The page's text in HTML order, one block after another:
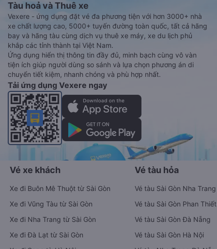
Tàu hoả và Thuê xe
Vexere - ứng dụng đặt vé đa phương tiện với hơn 3000+ nhà
xe chất lượng cao, 5000+ tuyến đường toàn quốc, tất cả hãng
bay và hãng tàu cùng dịch vụ thuê xe máy, xe du lịch phủ
khắp các tỉnh thành tại Việt Nam.
Ứng dụng hiển thị thông tin đầy đủ, minh bạch cùng vô vàn
tiện ích giúp người dùng so sánh và lựa chọn phương án di
chuyển tiết kiệm, nhanh chóng và phù hợp nhất.
Tải ứng dụng Vexere ngay
Vé xe khách
Xe đi Buôn Mê Thuột từ Sài Gòn
Xe đi Vũng Tàu từ Sài Gòn
Xe đi Nha Trang từ Sài Gòn
Xe đi Đà Lạt từ Sài Gòn
Vé tàu hỏa
Vé tàu Sài Gòn Nha Trang
Vé tàu Sài Gòn Phan Thiết
Vé tàu Sài Gòn Đà Nẵng
Vé tàu Sài Gòn Hà Nội